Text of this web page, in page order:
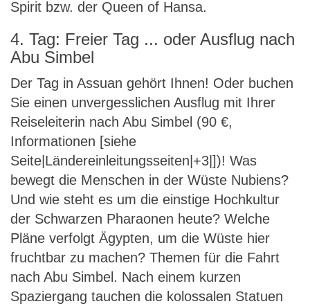
Spirit bzw. der Queen of Hansa.
4. Tag: Freier Tag ... oder Ausflug nach
Abu Simbel
Der Tag in Assuan gehört Ihnen! Oder buchen
Sie einen unvergesslichen Ausflug mit Ihrer
Reiseleiterin nach Abu Simbel (90 €,
Informationen [siehe
Seite|Ländereinleitungsseiten|+3|])! Was
bewegt die Menschen in der Wüste Nubiens?
Und wie steht es um die einstige Hochkultur
der Schwarzen Pharaonen heute? Welche
Pläne verfolgt Ägypten, um die Wüste hier
fruchtbar zu machen? Themen für die Fahrt
nach Abu Simbel. Nach einem kurzen
Spaziergang tauchen die kolossalen Statuen